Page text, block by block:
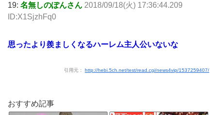
19: 名無しのぽんさん 2018/09/18(火) 17:36:44.209
ID:X1SjzhFq0
思ったより羨ましくなるハーレム主人公いないな
引用元： http://hebi.5ch.net/test/read.cgi/news4vip/1537259407/
おすすめ記事